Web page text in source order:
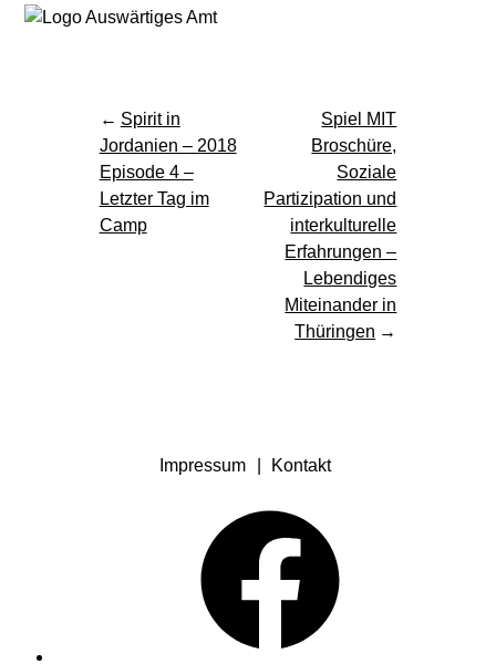
Beitragsnavigation
Spirit in
Jordanien – 2018
Episode 4 –
Letzter Tag im
Camp
Spiel MIT
Broschüre,
Soziale
Partizipation und
interkulturelle
Erfahrungen –
Lebendiges
Miteinander in
Thüringen
Impressum Kontakt